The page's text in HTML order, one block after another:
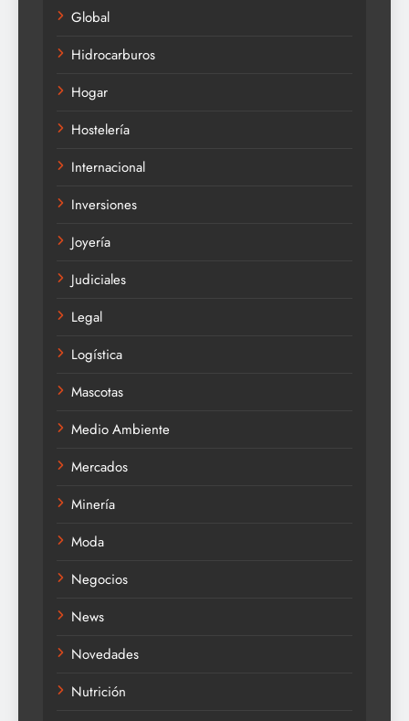
Global
Hidrocarburos
Hogar
Hostelería
Internacional
Inversiones
Joyería
Judiciales
Legal
Logística
Mascotas
Medio Ambiente
Mercados
Minería
Moda
Negocios
News
Novedades
Nutrición